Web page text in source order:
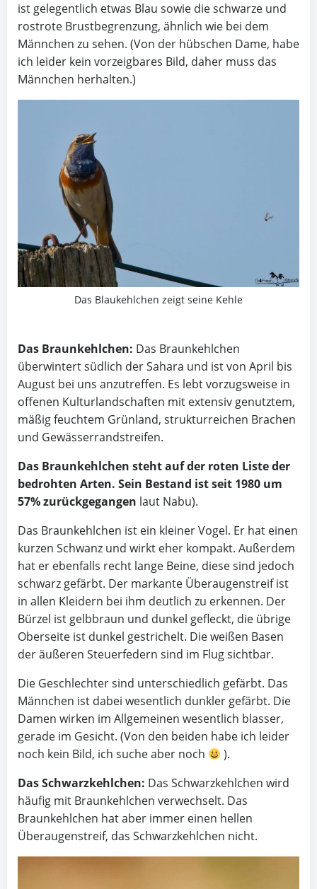
ist gelegentlich etwas Blau sowie die schwarze und
rostrote Brustbegrenzung, ähnlich wie bei dem
Männchen zu sehen. (Von der hübschen Dame, habe
ich leider kein vorzeigbares Bild, daher muss das
Männchen herhalten.)
Das Blaukehlchen zeigt seine Kehle
Das Braunkehlchen: Das Braunkehlchen
überwintert südlich der Sahara und ist von April bis
August bei uns anzutreffen. Es lebt vorzugsweise in
offenen Kulturlandschaften mit extensiv genutztem,
mäßig feuchtem Grünland, strukturreichen Brachen
und Gewässerrandstreifen.
Das Braunkehlchen steht auf der roten Liste der
bedrohten Arten. Sein Bestand ist seit 1980 um
57% zurückgegangen laut Nabu).
Das Braunkehlchen ist ein kleiner Vogel. Er hat einen
kurzen Schwanz und wirkt eher kompakt. Außerdem
hat er ebenfalls recht lange Beine, diese sind jedoch
schwarz gefärbt. Der markante Überaugenstreif ist
in allen Kleidern bei ihm deutlich zu erkennen. Der
Bürzel ist gelbbraun und dunkel gefleckt, die übrige
Oberseite ist dunkel gestrichelt. Die weißen Basen
der äußeren Steuerfedern sind im Flug sichtbar.
Die Geschlechter sind unterschiedlich gefärbt. Das
Männchen ist dabei wesentlich dunkler gefärbt. Die
Damen wirken im Allgemeinen wesentlich blasser,
gerade im Gesicht. (Von den beiden habe ich leider
noch kein Bild, ich suche aber noch
).
Das Schwarzkehlchen: Das Schwarzkehlchen wird
häufig mit Braunkehlchen verwechselt. Das
Braunkehlchen hat aber immer einen hellen
Überaugenstreif, das Schwarzkehlchen nicht.